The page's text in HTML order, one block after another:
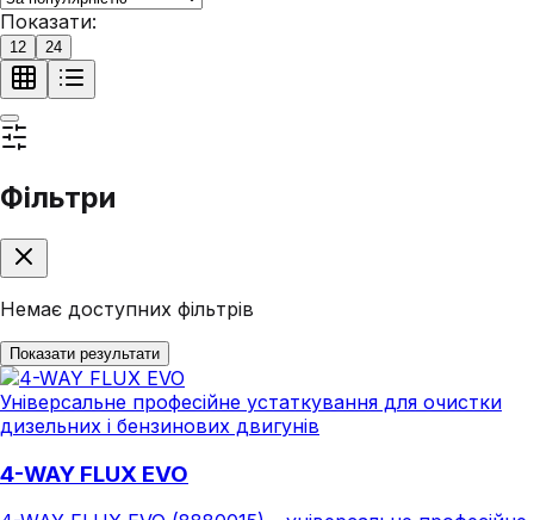
Показати:
12 24
Фільтри
Немає доступних фільтрів
Показати результати
Універсальне професійне устаткування для очистки
дизельних і бензинових двигунів
4-WAY FLUX EVO